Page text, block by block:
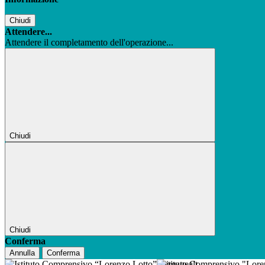
Chiudi
Attendere...
Attendere il completamento dell'operazione...
Chiudi
Chiudi
Conferma
Annulla Conferma